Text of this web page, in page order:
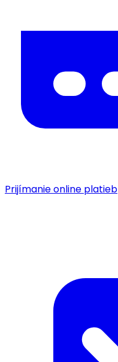
Prijímanie online platieb